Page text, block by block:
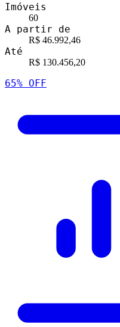
Imóveis
60
A partir de
R$ 46.992,46
Até
R$ 130.456,20
65% OFF